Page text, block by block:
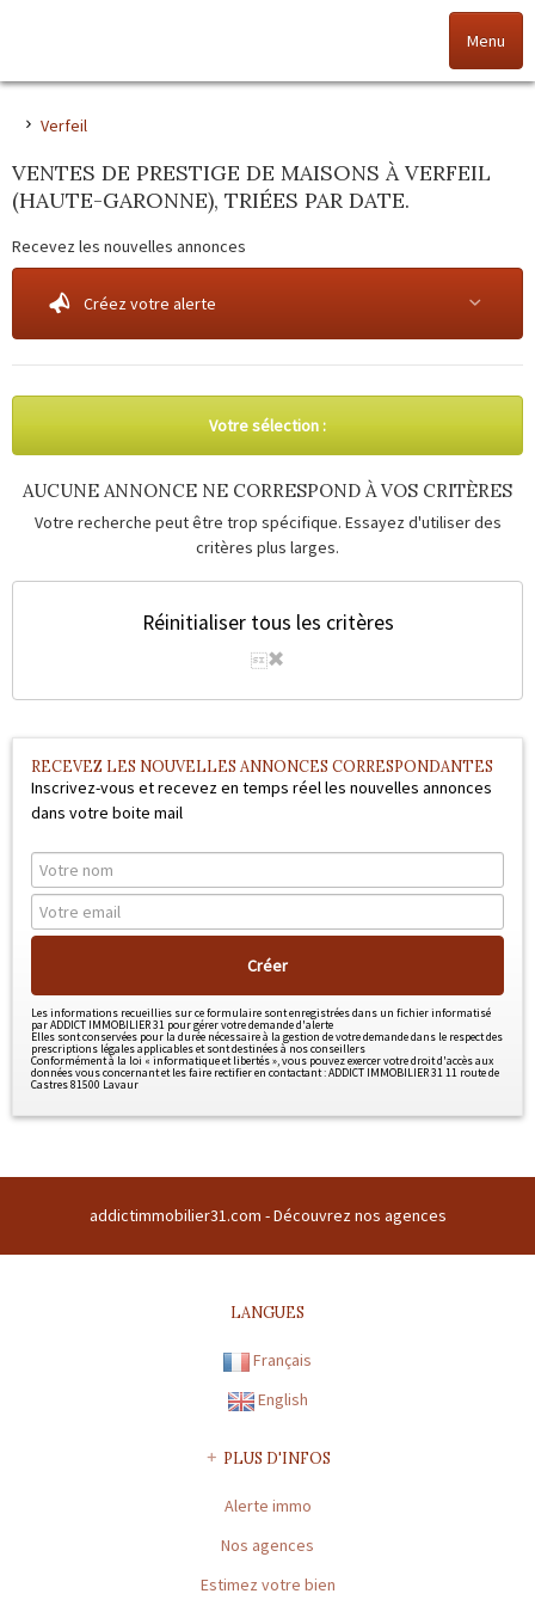
Menu
Accueil
Nos offres
Nos agences
NOS VALEURS
Vendez votre bien
Gestion
Verfeil
VENTES DE PRESTIGE DE MAISONS À VERFEIL
(HAUTE-GARONNE), TRIÉES PAR DATE.
Recevez les nouvelles annonces
Créez votre alerte
Votre sélection :
AUCUNE ANNONCE NE CORRESPOND À VOS CRITÈRES
Votre recherche peut être trop spécifique. Essayez d'utiliser des
critères plus larges.
Réinitialiser tous les critères
RECEVEZ LES NOUVELLES ANNONCES CORRESPONDANTES
Inscrivez-vous et recevez en temps réel les nouvelles annonces
dans votre boite mail
Créer
Les informations recueillies sur ce formulaire sont enregistrées dans un fichier informatisé
par ADDICT IMMOBILIER 31 pour gérer votre demande d'alerte
Elles sont conservées pour la durée nécessaire à la gestion de votre demande dans le respect des
prescriptions légales applicables et sont destinées à nos conseillers
Conformément à la loi « informatique et libertés », vous pouvez exercer votre droit d'accès aux
données vous concernant et les faire rectifier en contactant : ADDICT IMMOBILIER 31 11 route de
Castres 81500 Lavaur
addictimmobilier31.com -Découvrez nos agences
LANGUES
Français
English
PLUS D'INFOS
Alerte immo
Nos agences
Estimez votre bien